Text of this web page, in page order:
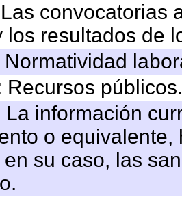
convocatorias
los resultados de
Normatividad
Recursos públicos.
La información
o
su caso, las